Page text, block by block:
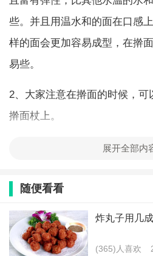
些。并且用温水和的面在口感
样的面会更加容易成型，在擀
易些。
2、大家注意在擀面的时候，
擀面杖上。
做出来的饼也就又香又软了。
正烙制的时候就可以少抹甚至
展开全部内
随便看看
炸丸子用几
(365)人喜欢